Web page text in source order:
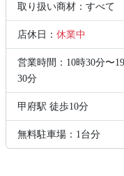
取り扱い商材：すべて
店休日： 休業中
営業時間：10時30分〜
30分
甲府駅 徒歩10分
無料駐車場：1台分